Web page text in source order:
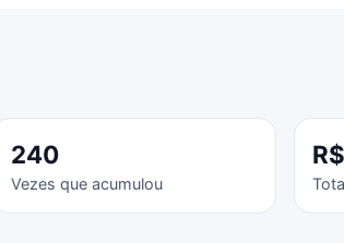
240
Vezes que acumulou